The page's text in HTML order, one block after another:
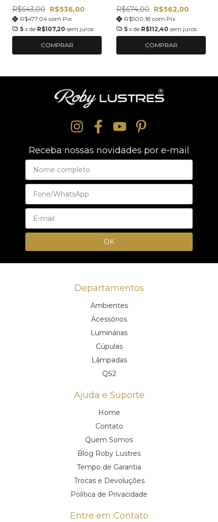
110v/220v Luz Branca
R$643,00 R$536,00
R$477,04 com Pix
5 x de R$107,20 sem juros
COMPRAR
R$674,00 R$562,00
R$500,18 com Pix
5 x de R$112,40 sem juros
COMPRAR
Receba nossas novidades por e-mail
Departamentos
Ambientes
Acessórios
Luminárias
Cúpulas
Lâmpadas
QS2
Ajuda e Suporte
Home
Contato
Quem Somos
Blog Roby Lustres
Tempo de Garantia
Trocas e Devoluções
Política de Privacidade
Entre em Contato